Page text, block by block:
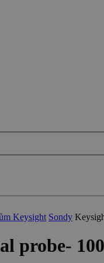
Keysight Sondy
probe-